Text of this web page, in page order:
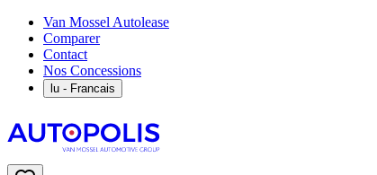
Van Mossel Autolease
Comparer
Contact
Nos Concessions
lu - Francais